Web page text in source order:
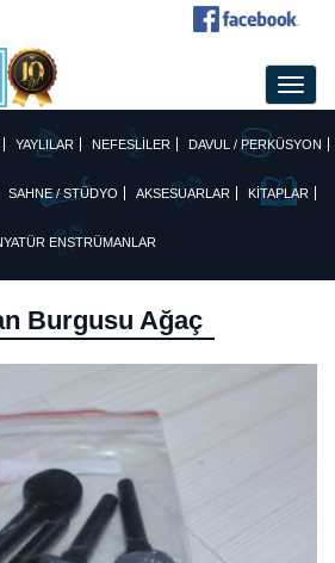
YAYLILAR NEFESLİLER DAVUL / PERKÜSYON
SAHNE / STÜDYO AKSESUARLAR KİTAPLAR
ENSTRÜMANLAR
Burgusu Ağaç